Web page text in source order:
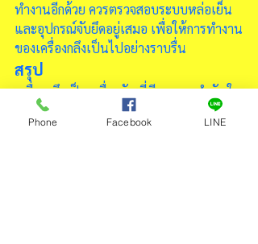
ทำงานอีกด้วย ควรตรวจสอบระบบหล่อเย็น
และอุปกรณ์จับยึดอยู่เสมอ เพื่อให้การทำงาน
ของเครื่องกลึงเป็นไปอย่างราบรื่น
สรุป
เครื่องกลึงเป็นเครื่องจักรที่มีบทบาทสำคัญใน
อุตสาหกรรมการผลิต ด้วยความสามารถใน
การแปรรูปชิ้นงานที่หลากหลายและความ
Phone Facebook LINE